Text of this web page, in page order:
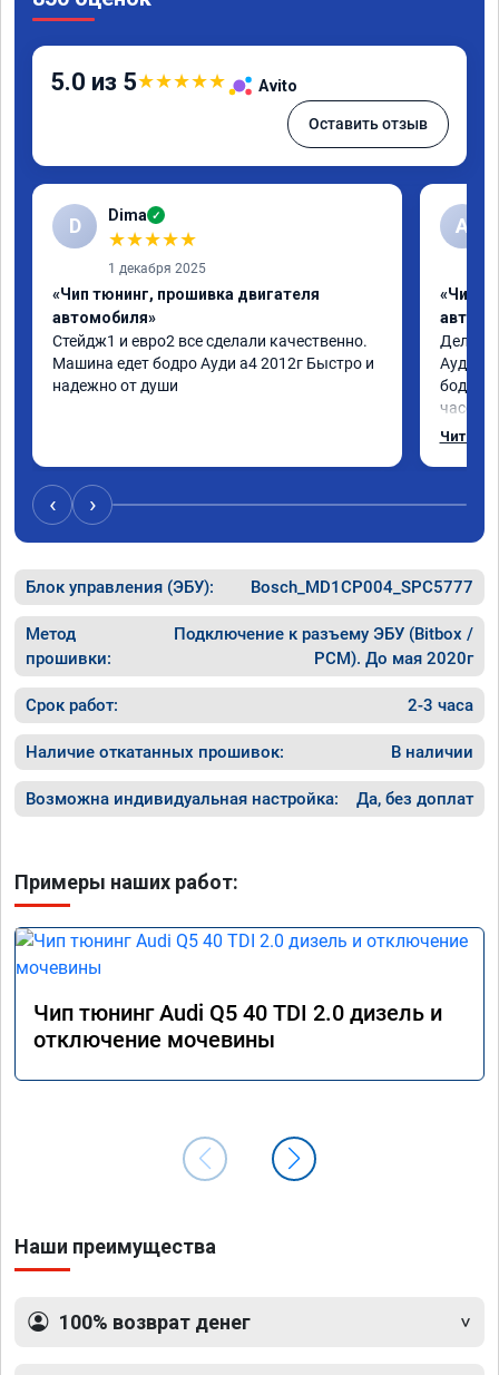
5.0 из 5★★★★★ Avito
Оставить отзыв
D Dima ✓
★★★★★
1 декабря 2025
«Чип тюнинг, прошивка двигателя
автомобиля»
Стейдж1 и евро2 все сделали качественно.
Машина едет бодро Ауди а4 2012г Быстро и
надежно от души
А
«Чип
Делал
как
Читать
‹ ›
Блок управления (ЭБУ): Bosch_MD1CP004_SPC5777
Метод
прошивки:
Подключение к разъему ЭБУ (Bitbox /
PCM). До мая 2020г
Срок работ: 2-3 часа
Наличие откатанных прошивок: В наличии
Возможна индивидуальная настройка: Да, без доплат
Примеры наших работ:
Чип тюнинг Audi Q5 40 TDI 2.0 дизель и
отключение мочевины
Наши преимущества
100% возврат денег